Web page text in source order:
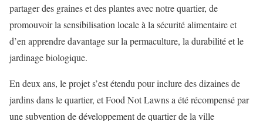
partager des graines et des plantes avec notre quartier, de
promouvoir la sensibilisation locale à la sécurité alimentaire et
d’en apprendre davantage sur la permaculture, la durabilité et le
jardinage biologique.
En deux ans, le projet s’est étendu pour inclure des dizaines de
jardins dans le quartier, et Food Not Lawns a été récompensé par
une subvention de développement de quartier de la ville